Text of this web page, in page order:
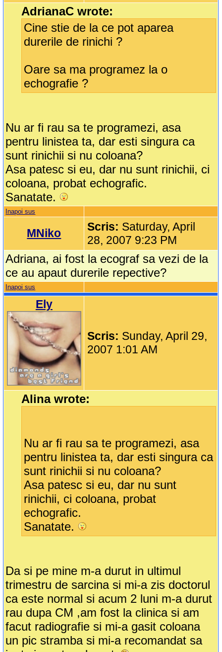
AdrianaC wrote:
Cine stie de la ce pot aparea
durerile de rinichi ?
Oare sa ma programez la o
echografie ?
Nu ar fi rau sa te programezi, asa
pentru linistea ta, dar esti singura ca
sunt rinichii si nu coloana?
Asa patesc si eu, dar nu sunt rinichii, ci
coloana, probat echografic.
Sanatate.
Inapoi sus
MNiko Scris: Saturday, April
28, 2007 9:23 PM
Adriana, ai fost la ecograf sa vezi de la
ce au apaut durerile repective?
Inapoi sus
Ely
Scris: Sunday, April 29,
2007 1:01 AM
Alina wrote:
Nu ar fi rau sa te programezi, asa
pentru linistea ta, dar esti singura ca
sunt rinichii si nu coloana?
Asa patesc si eu, dar nu sunt
rinichii, ci coloana, probat
echografic.
Sanatate.
Da si pe mine m-a durut in ultimul
trimestru de sarcina si mi-a zis doctorul
ca este normal si acum 2 luni m-a durut
rau dupa CM ,am fost la clinica si am
facut radiografie si mi-a gasit coloana
un pic stramba si mi-a recomandat sa